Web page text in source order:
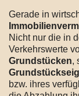
Gerade in
Nicht nur die in
Verkehrswerte
Grundstücken,
bzw. ihres